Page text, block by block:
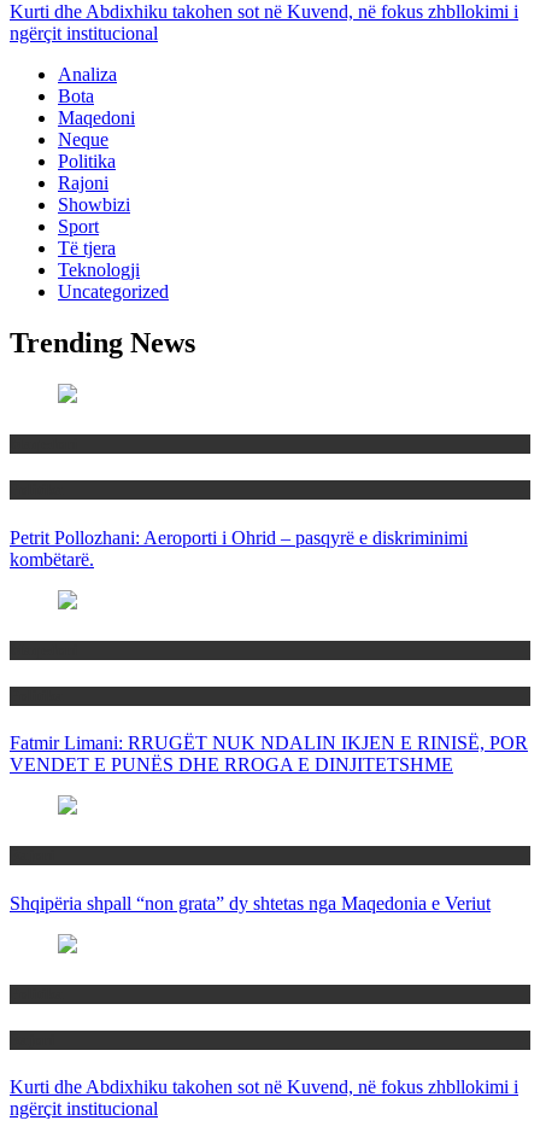
Kurti dhe Abdixhiku takohen sot në Kuvend, në fokus zhbllokimi i
ngërçit institucional
Analiza
Bota
Maqedoni
Neque
Politika
Rajoni
Showbizi
Sport
Të tjera
Teknologji
Uncategorized
Trending News
Petrit Pollozhani: Aeroporti i Ohrid – pasqyrë e diskriminimi
kombëtarë.
Fatmir Limani: RRUGËT NUK NDALIN IKJEN E RINISË, POR
VENDET E PUNËS DHE RROGA E DINJITETSHME
Shqipëria shpall “non grata” dy shtetas nga Maqedonia e Veriut
Kurti dhe Abdixhiku takohen sot në Kuvend, në fokus zhbllokimi i
ngërçit institucional